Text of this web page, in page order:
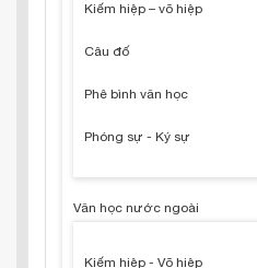
Kiếm hiệp – võ hiệp
Câu đố
Phê bình văn học
Phóng sự - Ký sự
Văn học nước ngoài
Kiếm hiệp - Võ hiệp